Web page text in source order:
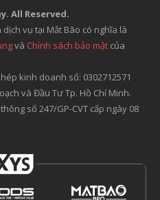
All Reserved.
vụ tại Mắt Bão có nghĩa là
và Chính sách bảo mật của
kinh doanh số: 0302712571
và Đầu Tư Tp. Hồ Chí Minh.
số 247/GP-CVT cấp ngày 08